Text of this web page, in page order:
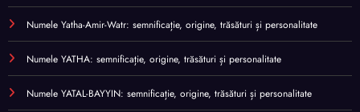
Numele Yatha-Amir-Watr: semnificație, origine, trăsături și personalitate
Numele YATHA: semnificație, origine, trăsături și personalitate
Numele YATAL-BAYYIN: semnificație, origine, trăsături și personalitate